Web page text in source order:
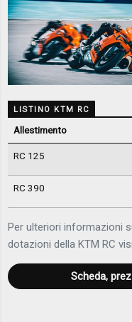
LISTINO KTM RC
Allestimento
RC 125
RC 390
Per ulteriori informazioni
dotazioni della KTM RC
Scheda,